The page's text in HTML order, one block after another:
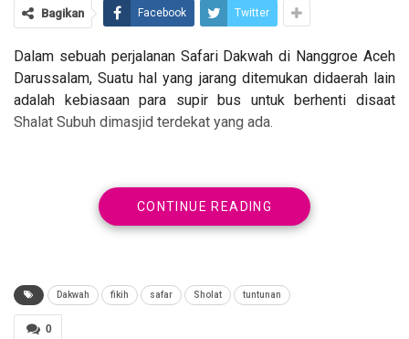
Bagikan Facebook Twitter
Dalam sebuah perjalanan Safari Dakwah di Nanggroe Aceh
Darussalam, Suatu hal yang jarang ditemukan didaerah lain
adalah kebiasaan para supir bus untuk berhenti disaat
Shalat Subuh dimasjid terdekat yang ada.
Benar, nuansa Islam yang masih melekat di Nanggroe Aceh
CONTINUE READING
Dakwah fikih safar Sholat tuntunan
0